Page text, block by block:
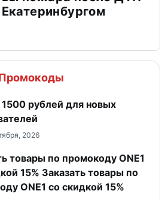
рублей для новых
2026
товары по промокоду ONE1
товары по
ONE1 со скидкой 15%